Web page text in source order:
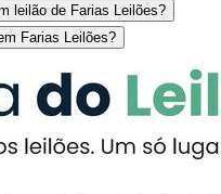
leilão de Farias Leilões?
Farias Leilões?